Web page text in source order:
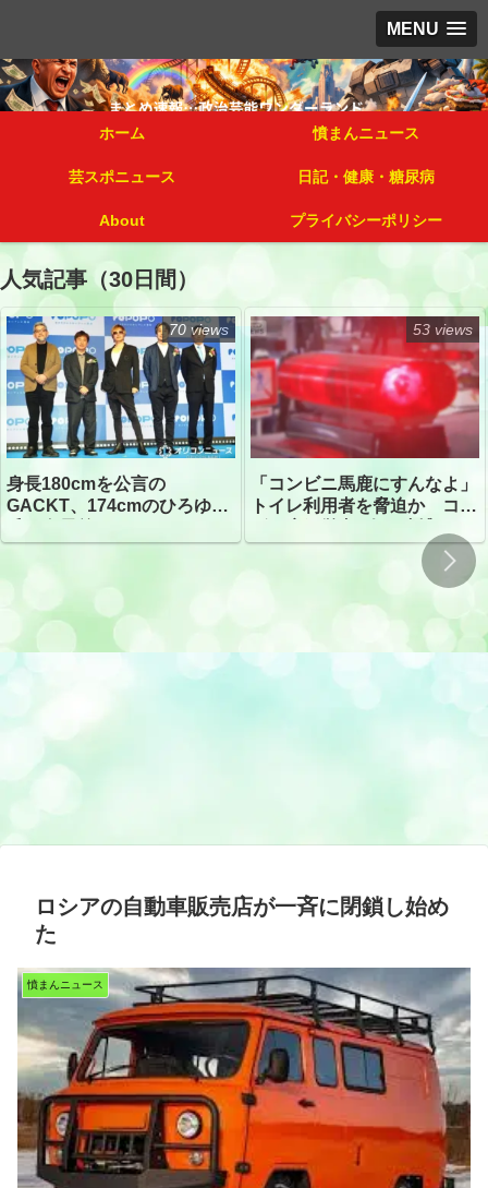
MENU
ホーム 憤まんニュース
芸スポニュース 日記・健康・糖尿病
About プライバシーポリシー
人気記事（30日間）
身長180cmを公言の
GACKT、174cmのひろゆき
トざわつき イベントでの写
70 views
「コンビニ馬鹿にすんなよ」
トイレ利用者を脅迫か コン
53 views
ロシアの自動車販売店が一斉に閉鎖し始め
た
憤まんニュース